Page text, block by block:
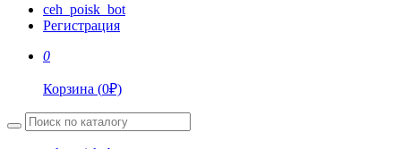
ceh_poisk_bot
Регистрация
0
Корзина (0₽)